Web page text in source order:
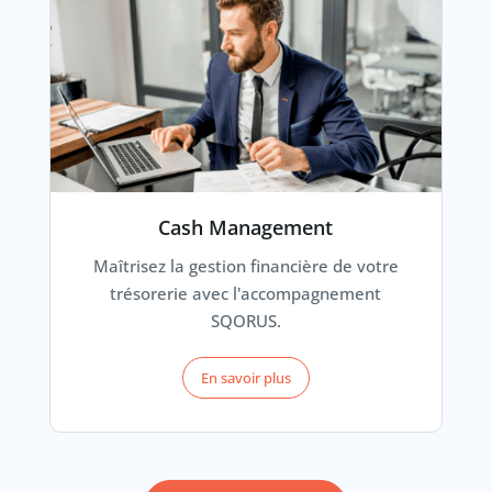
Cash Management
Maîtrisez la gestion financière de votre
trésorerie avec l'accompagnement
SQORUS.
En savoir plus